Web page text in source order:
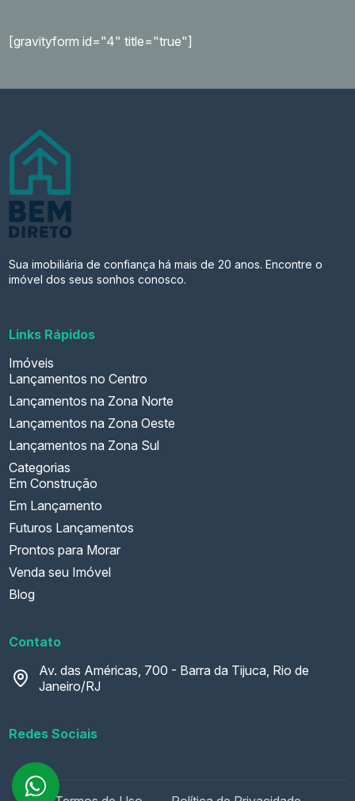
[gravityform id="4" title="true"]
Sua imobiliária de confiança há mais de 20 anos. Encontre o
imóvel dos seus sonhos conosco.
Links Rápidos
Imóveis
Lançamentos no Centro
Lançamentos na Zona Norte
Lançamentos na Zona Oeste
Lançamentos na Zona Sul
Categorias
Em Construção
Em Lançamento
Futuros Lançamentos
Prontos para Morar
Venda seu Imóvel
Blog
Contato
Av. das Américas, 700 - Barra da Tijuca, Rio de
Janeiro/RJ
Redes Sociais